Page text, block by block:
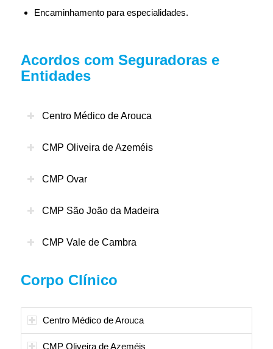
Encaminhamento para especialidades.
Acordos com Seguradoras e
Entidades
Centro Médico de Arouca
CMP Oliveira de Azeméis
CMP Ovar
CMP São João da Madeira
CMP Vale de Cambra
Corpo Clínico
Centro Médico de Arouca
CMP Oliveira de Azeméis